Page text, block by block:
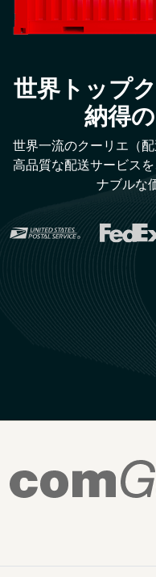
世界トップ
納得
世界一流のクーリエ（
高品質な配送サービス
ナブルな